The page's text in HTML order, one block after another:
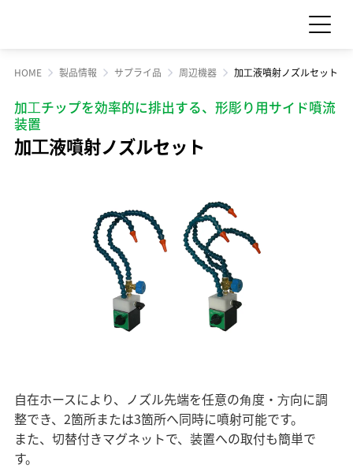
情報メディア
イベント情報
製品情報
工作機械
産業機械
サプライ品
食品機械
モーション
コアテクノロジー
用語集
サポート・サービス情報 TOP
サポート情報一覧
サービス情報一覧
スクール・講習会
サステナビリティ
サステナビリティ TOP
トップメッセージ
サステナビリティへの取り組み
SDGsへの取り組み
社外イニシアチブとの連携
株式・株主情報
個人投資家の皆様へ
IRライブラリ
ソディックのPURPOSE、MISSION、
VISION、VALUE
メッセージ
HOME 製品情報 サプライ品 周辺機器 加⼯液噴射ノズルセット
加⼯チップを効率的に排出する、形彫り用サイド噴流
装置
加⼯液噴射ノズルセット
自在ホースにより、ノズル先端を任意の⾓度・⽅向に調
整でき、2箇所または3箇所へ同時に噴射可能です。
また、切替付きマグネットで、装置への取付も簡単で
す。